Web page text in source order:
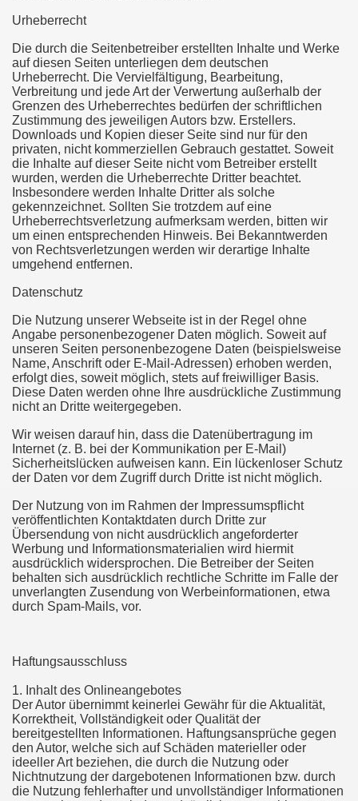
Urheberrecht
Die durch die Seitenbetreiber erstellten Inhalte und Werke
auf diesen Seiten unterliegen dem deutschen
Urheberrecht. Die Vervielfältigung, Bearbeitung,
Verbreitung und jede Art der Verwertung außerhalb der
Grenzen des Urheberrechtes bedürfen der schriftlichen
Zustimmung des jeweiligen Autors bzw. Erstellers.
Downloads und Kopien dieser Seite sind nur für den
privaten, nicht kommerziellen Gebrauch gestattet. Soweit
die Inhalte auf dieser Seite nicht vom Betreiber erstellt
wurden, werden die Urheberrechte Dritter beachtet.
Insbesondere werden Inhalte Dritter als solche
gekennzeichnet. Sollten Sie trotzdem auf eine
Urheberrechtsverletzung aufmerksam werden, bitten wir
um einen entsprechenden Hinweis. Bei Bekanntwerden
von Rechtsverletzungen werden wir derartige Inhalte
umgehend entfernen.
Datenschutz
Die Nutzung unserer Webseite ist in der Regel ohne
Angabe personenbezogener Daten möglich. Soweit auf
unseren Seiten personenbezogene Daten (beispielsweise
Name, Anschrift oder E-Mail-Adressen) erhoben werden,
erfolgt dies, soweit möglich, stets auf freiwilliger Basis.
Diese Daten werden ohne Ihre ausdrückliche Zustimmung
nicht an Dritte weitergegeben.
Wir weisen darauf hin, dass die Datenübertragung im
Internet (z. B. bei der Kommunikation per E-Mail)
Sicherheitslücken aufweisen kann. Ein lückenloser Schutz
der Daten vor dem Zugriff durch Dritte ist nicht möglich.
Der Nutzung von im Rahmen der Impressumspflicht
veröffentlichten Kontaktdaten durch Dritte zur
Übersendung von nicht ausdrücklich angeforderter
Werbung und Informationsmaterialien wird hiermit
ausdrücklich widersprochen. Die Betreiber der Seiten
behalten sich ausdrücklich rechtliche Schritte im Falle der
unverlangten Zusendung von Werbeinformationen, etwa
durch Spam-Mails, vor.
Haftungsausschluss
1. Inhalt des Onlineangebotes
Der Autor übernimmt keinerlei Gewähr für die Aktualität,
Korrektheit, Vollständigkeit oder Qualität der
bereitgestellten Informationen. Haftungsansprüche gegen
den Autor, welche sich auf Schäden materieller oder
ideeller Art beziehen, die durch die Nutzung oder
Nichtnutzung der dargebotenen Informationen bzw. durch
die Nutzung fehlerhafter und unvollständiger Informationen